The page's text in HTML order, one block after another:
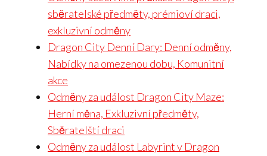
sběratelské předměty, prémioví draci,
exkluzivní odměny
Dragon City Denní Dary: Denní odměny,
Nabídky na omezenou dobu, Komunitní
akce
Odměny za událost Dragon City Maze:
Herní měna, Exkluzivní předměty,
Sběratelští draci
Odměny za událost Labyrint v Dragon